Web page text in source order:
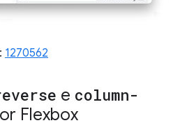
1270562
e column-
Flexbox